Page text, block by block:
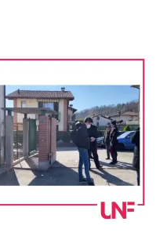
Cucina e Ricette
Consigli di Cucina